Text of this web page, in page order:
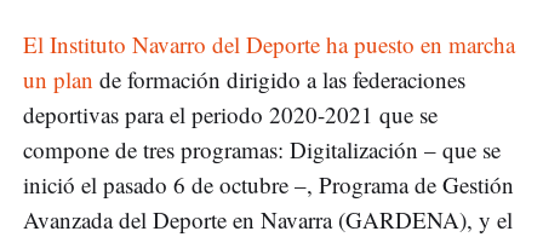
El Instituto Navarro del Deporte ha puesto en marcha
un plan de formación dirigido a las federaciones
deportivas para el periodo 2020-2021 que se
compone de tres programas: Digitalización – que se
inició el pasado 6 de octubre –, Programa de Gestión
Avanzada del Deporte en Navarra (GARDENA), y el